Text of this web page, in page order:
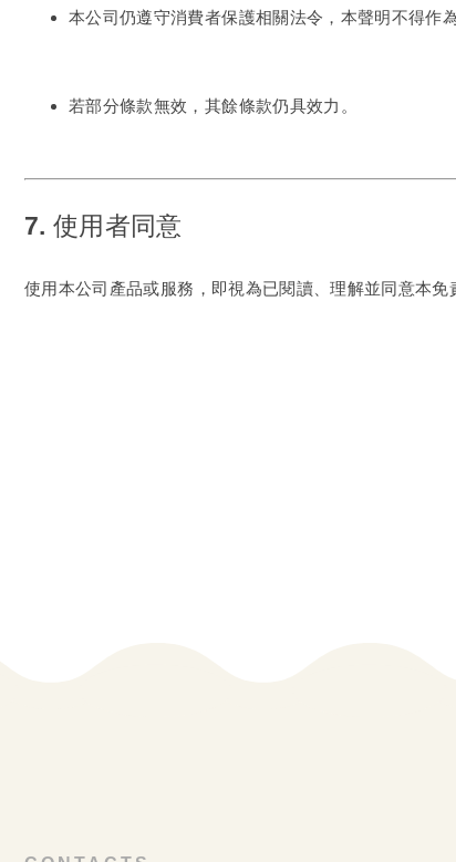
本公司仍遵守消費者保護相關法令，本聲明不得作
若部分條款無效，其餘條款仍具效力。
7. 使用者同意
使用本公司產品或服務，即視為已閱讀、理解並同意本